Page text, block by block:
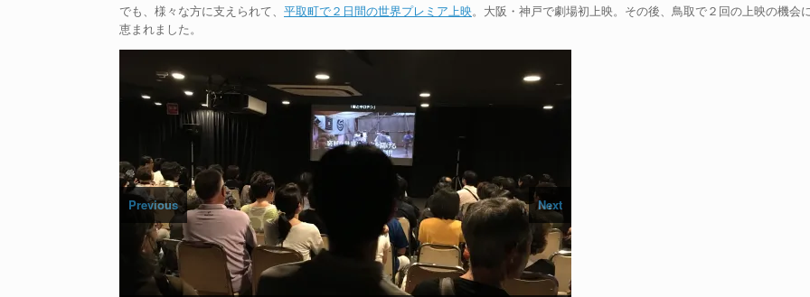
でも、様々な方に支えられて、 平取町で２日間の世界プレミア上映。大阪・神戸で劇場初上映。その後、鳥取で２回の上映の機会
恵まれました。
Previous Next